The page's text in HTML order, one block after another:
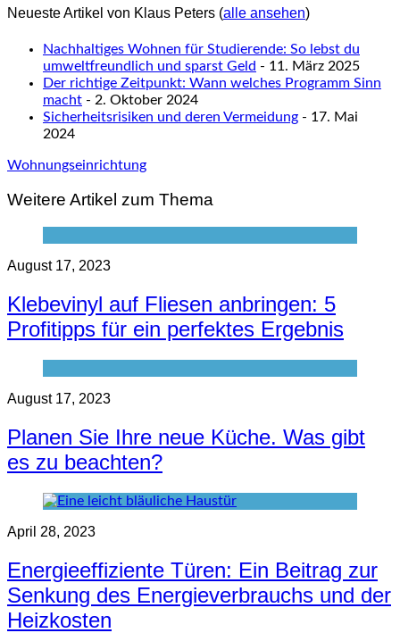
Neueste Artikel von Klaus Peters (alle ansehen)
Nachhaltiges Wohnen für Studierende: So lebst du
umweltfreundlich und sparst Geld - 11. März 2025
Der richtige Zeitpunkt: Wann welches Programm Sinn
macht - 2. Oktober 2024
Sicherheitsrisiken und deren Vermeidung - 17. Mai
2024
Wohnungseinrichtung
Weitere Artikel zum Thema
August 17, 2023
Klebevinyl auf Fliesen anbringen: 5
Profitipps für ein perfektes Ergebnis
August 17, 2023
Planen Sie Ihre neue Küche. Was gibt
es zu beachten?
April 28, 2023
Energieeffiziente Türen: Ein Beitrag zur
Senkung des Energieverbrauchs und der
Heizkosten